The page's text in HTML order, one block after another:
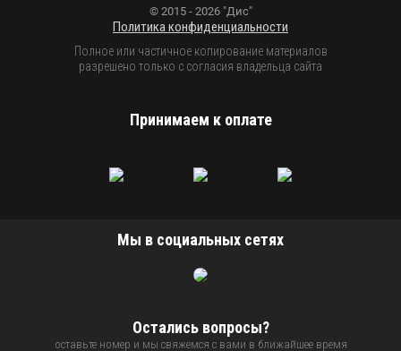
© 2015 - 2026 "Дис"
Политика конфиденциальности
Полное или частичное копирование материалов
разрешено только с согласия владельца сайта
Принимаем к оплате
Мы в социальных сетях
Остались вопросы?
оставьте номер и мы свяжемся с вами в ближайшее время